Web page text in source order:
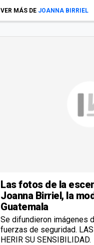
VER MÁS DE JOANNA BIRRIEL
Las fotos de la
Joanna Birriel, la
Guatemala
Se difundieron imágenes
fuerzas de seguridad. LAS
HERIR SU SENSIBILIDAD.